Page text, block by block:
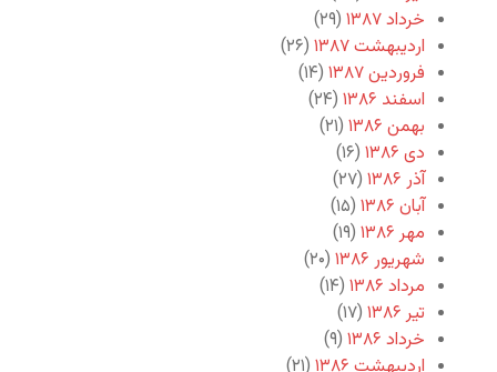
خرداد ۱۳۸۷
(۲۹)
اردیبهشت ۱۳۸۷
(۲۶)
فروردین ۱۳۸۷
(۱۴)
اسفند ۱۳۸۶
(۲۴)
بهمن ۱۳۸۶
(۲۱)
دی ۱۳۸۶
(۱۶)
آذر ۱۳۸۶
(۲۷)
آبان ۱۳۸۶
(۱۵)
مهر ۱۳۸۶
(۱۹)
شهریور ۱۳۸۶
(۲۰)
مرداد ۱۳۸۶
(۱۴)
تیر ۱۳۸۶
(۱۷)
خرداد ۱۳۸۶
(۹)